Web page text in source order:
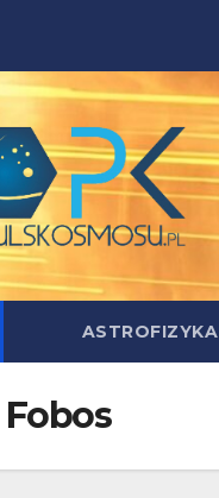
ASTROFIZYKA
Fobos